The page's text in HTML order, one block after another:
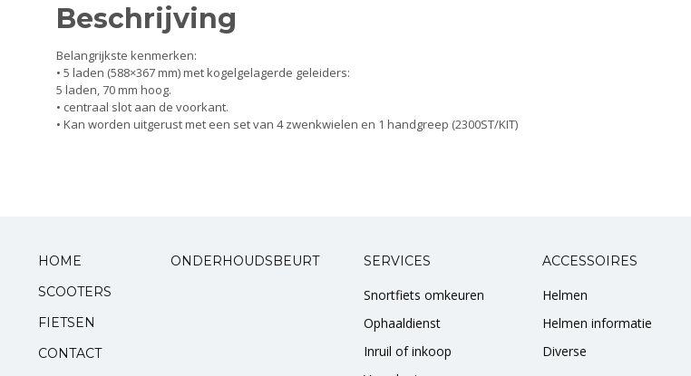
Bevestigingsdelen
Koffers en manden
Werkplaats en gereedschap
Spiegels
Beschrijving
Belangrijkste kenmerken:
• 5 laden (588×367 mm) met kogelgelagerde geleiders:
5 laden, 70 mm hoog.
• centraal slot aan de voorkant.
• Kan worden uitgerust met een set van 4 zwenkwielen en 1 handgreep (2300ST/KIT)
HOME
SCOOTERS
FIETSEN
CONTACT
ONDERHOUDSBEURT SERVICES
Snortfiets omkeuren
Ophaaldienst
Inruil of inkoop
ACCESSOIRES
Helmen
Helmen informatie
Diverse